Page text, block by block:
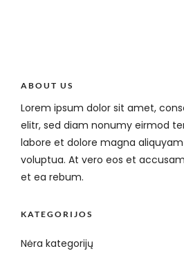
ABOUT US
Lorem ipsum dolor sit amet,
elitr, sed diam nonumy eirmod
labore et dolore magna
voluptua. At vero eos et
et ea rebum.
KATEGORIJOS
Nėra kategorijų